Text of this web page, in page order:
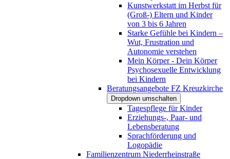
Kunstwerkstatt im Herbst für
(Groß-) Eltern und Kinder
von 3 bis 6 Jahren
Starke Gefühle bei Kindern –
Wut, Frustration und
Autonomie verstehen
Mein Körper - Dein Körper
Psychosexuelle Entwicklung
bei Kindern
Beratungsangebote FZ Kreuzkirche
Dropdown umschalten
Tagespflege für Kinder
Erziehungs-, Paar- und
Lebensberatung
Sprachförderung und
Logopädie
Familienzentrum Niederrheinstraße